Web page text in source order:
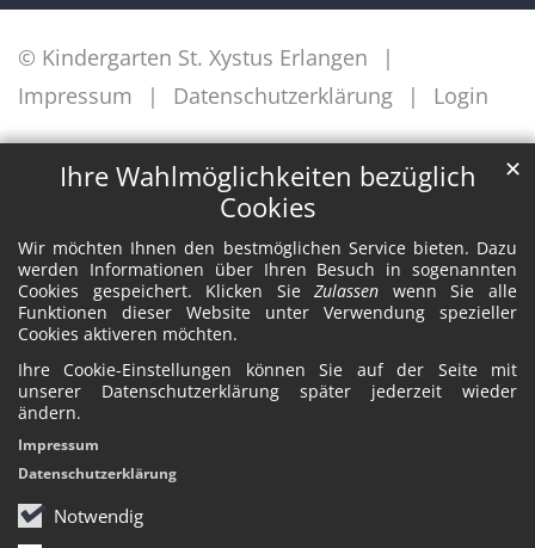
Ihre Wahlmöglichkeiten bezüglich
Cookies
Wir möchten Ihnen den bestmöglichen Service bieten. Dazu
werden Informationen über Ihren Besuch in sogenannten
Cookies gespeichert. Klicken SieZulassen wenn Sie alle
Funktionen dieser Website unter Verwendung spezieller
Cookies aktiveren möchten.
Ihre Cookie-Einstellungen können Sie auf der Seite mit
unserer Datenschutzerklärung später jederzeit wieder
ändern.
Notwendig
✕
Impressum
Datenschutzerklärung
© Kindergarten St. Xystus Erlangen
Impressum
Datenschutzerklärung Login